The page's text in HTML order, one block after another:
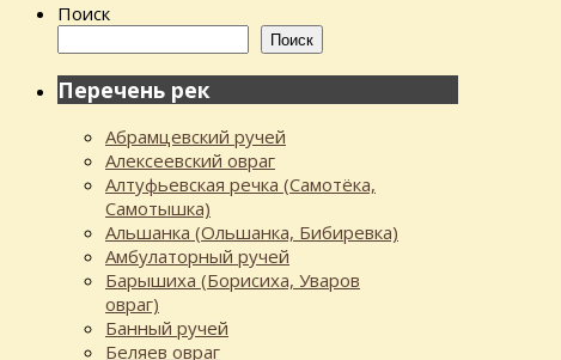
Поиск
Поиск
Перечень рек
Абрамцевский ручей
Алексеевский овраг
Алтуфьевская речка (Самотёка,
Самотышка)
Альшанка (Ольшанка, Бибиревка)
Амбулаторный ручей
Барышиха (Борисиха, Уваров
овраг)
Банный ручей
Беляев овраг